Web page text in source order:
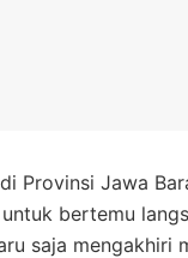
Provinsi Jawa
bertemu
saja mengakhiri